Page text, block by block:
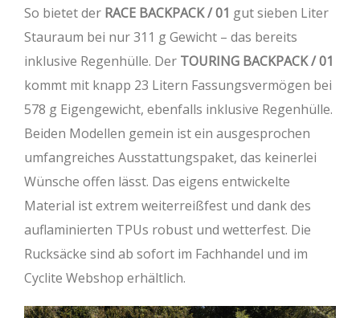
So bietet der RACE BACKPACK / 01 gut sieben Liter
Stauraum bei nur 311 g Gewicht – das bereits
inklusive Regenhülle. Der TOURING BACKPACK / 01
kommt mit knapp 23 Litern Fassungsvermögen bei
578 g Eigengewicht, ebenfalls inklusive Regenhülle.
Beiden Modellen gemein ist ein ausgesprochen
umfangreiches Ausstattungspaket, das keinerlei
Wünsche offen lässt. Das eigens entwickelte
Material ist extrem weiterreißfest und dank des
auflaminierten TPUs robust und wetterfest. Die
Rucksäcke sind ab sofort im Fachhandel und im
Cyclite Webshop erhältlich.